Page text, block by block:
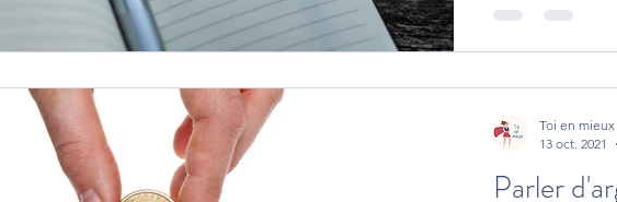
Parler
Toi en mieux
13 oct. 2021